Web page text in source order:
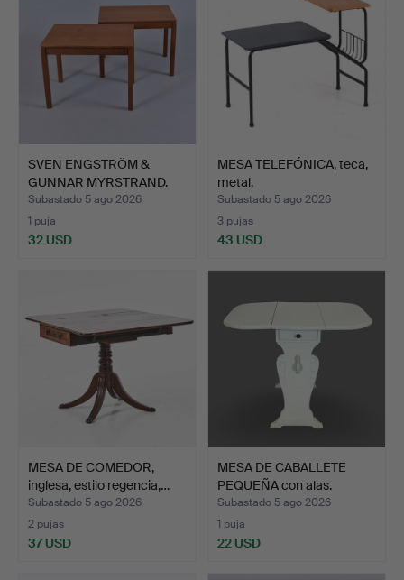
SVEN ENGSTRÖM &
GUNNAR MYRSTRAND.
Mesas au…
Subastado 5 ago 2026
1 puja
32 USD
MESA TELEFÓNICA, teca,
metal.
Subastado 5 ago 2026
3 pujas
43 USD
MESA DE COMEDOR,
inglesa, estilo regencia,…
Subastado 5 ago 2026
2 pujas
37 USD
MESA DE CABALLETE
PEQUEÑA con alas.
Subastado 5 ago 2026
1 puja
22 USD